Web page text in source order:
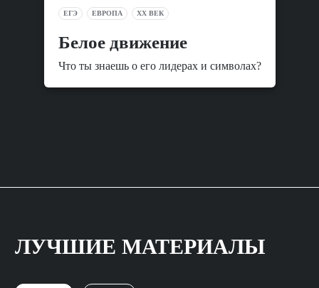
ЕГЭ ЕВРОПА XX ВЕК
Белое движение
Что ты знаешь о его лидерах и символах?
ЛУЧШИЕ МАТЕРИАЛЫ